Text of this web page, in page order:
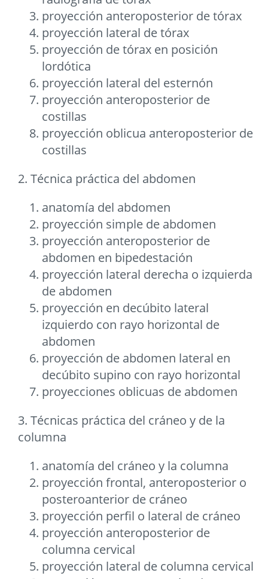
proyección anteroposterior de tórax
proyección lateral de tórax
proyección de tórax en posición
lordótica
proyección lateral del esternón
proyección anteroposterior de
costillas
proyección oblicua anteroposterior de
costillas
2. Técnica práctica del abdomen
anatomía del abdomen
proyección simple de abdomen
proyección anteroposterior de
abdomen en bipedestación
proyección lateral derecha o izquierda
de abdomen
proyección en decúbito lateral
izquierdo con rayo horizontal de
abdomen
proyección de abdomen lateral en
decúbito supino con rayo horizontal
proyecciones oblicuas de abdomen
3. Técnicas práctica del cráneo y de la
columna
anatomía del cráneo y la columna
proyección frontal, anteroposterior o
posteroanterior de cráneo
proyección perfil o lateral de cráneo
proyección anteroposterior de
columna cervical
proyección lateral de columna cervical